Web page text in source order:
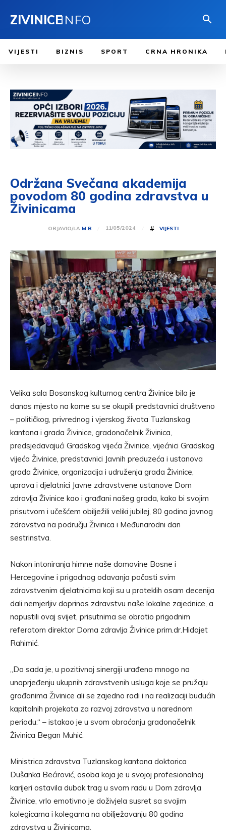
ZIVINICEINFO
VIJESTI BIZNIS SPORT CRNA HRONIKA
Održana Svečana akademija
povodom 80 godina zdravstva u
Živinicama
OBJAVIO/LA M B 11/05/2024 # VIJESTI
Velika sala Bosanskog kulturnog centra Živinice bila je
danas mjesto na kome su se okupili predstavnici društveno
– političkog, privrednog i vjerskog života Tuzlanskog
kantona i grada Živinice, gradonačelnik Živinica,
predsjedavajući Gradskog vijeća Živinice, vijećnici Gradskog
vijeća Živinice, predstavnici Javnih preduzeća i ustanova
grada Živinice, organizacija i udruženja grada Živinice,
uprava i djelatnici Javne zdravstvene ustanove Dom
zdravlja Živinice kao i građani našeg grada, kako bi svojim
prisutvom i učešćem obilježili veliki jubilej, 80 godina javnog
zdravstva na području Živinica i Međunarodni dan
sestrinstva.
Nakon intoniranja himne naše domovine Bosne i
Hercegovine i prigodnog odavanja počasti svim
zdravstvenim djelatnicima koji su u proteklih osam decenija
dali nemjerljiv doprinos zdravstvu naše lokalne zajednice, a
napustili ovaj svijet, prisutnima se obratio prigodnim
referatom direktor Doma zdravlja Živinice prim.dr.Hidajet
Rahimić.
„Do sada je, u pozitivnoj sinergiji urađeno mnogo na
unaprjeđenju ukupnih zdravstvenih usluga koje se pružaju
građanima Živinice ali se zajedno radi i na realizaciji budućih
kapitalnih projekata za razvoj zdravstva u narednom
periodu.“ – istakao je u svom obraćanju gradonačelnik
Živinica Began Muhić.
Ministrica zdravstva Tuzlanskog kantona doktorica
Dušanka Bećirović, osoba koja je u svojoj profesionalnoj
karijeri ostavila dubok trag u svom radu u Dom zdravlja
Živinice, vrlo emotivno je doživjela susret sa svojim
kolegicama i kolegama na obilježavanju 80 godina
zdravstva u Živinicama.